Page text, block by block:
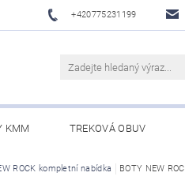
+420775231199
KMM TREKOVÁ OBUV
OBUV WESTERN BELTS /
ROCK kompletní nabídka BOTY NEW